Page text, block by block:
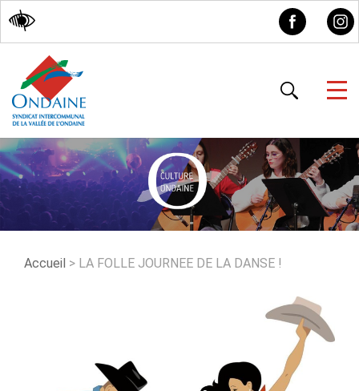
Accessibilité
Accueil > LA FOLLE JOURNEE DE LA DANSE !